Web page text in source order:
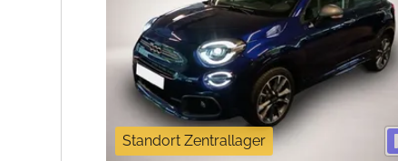
Standort Zentrallager